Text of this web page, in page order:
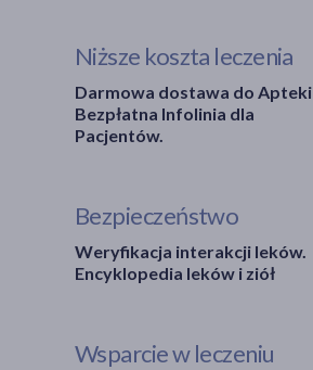
Niższe koszta leczenia
Darmowa dostawa do Apteki
Bezpłatna Infolinia dla
Pacjentów.
Bezpieczeństwo
Weryfikacja interakcji leków.
Encyklopedia leków i ziół
Wsparcie w leczeniu